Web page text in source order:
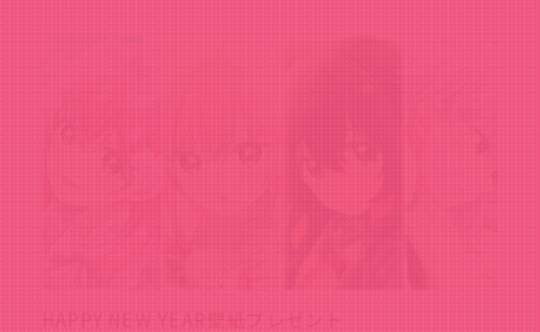
HAPPY NEW YEAR壁紙プレゼント